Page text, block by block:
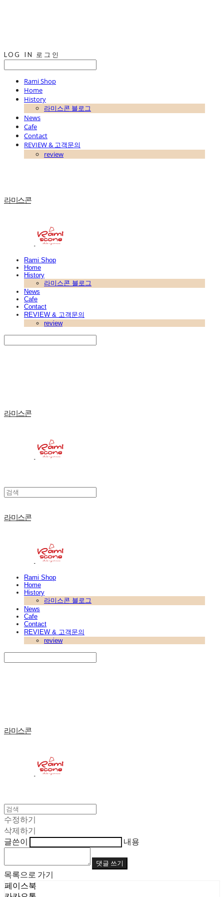
LOG IN 로그인
Rami Shop
Home
History
라미스콘 블로그
News
Cafe
Contact
REVIEW & 고객문의
review
라미스콘
Rami Shop
Home
History
라미스콘 블로그
News
Cafe
Contact
REVIEW & 고객문의
review
라미스콘
라미스콘
Rami Shop
Home
History
라미스콘 블로그
News
Cafe
Contact
REVIEW & 고객문의
review
라미스콘
수정하기
삭제하기
글쓴이
내용
댓글 쓰기
목록으로 가기
페이스북